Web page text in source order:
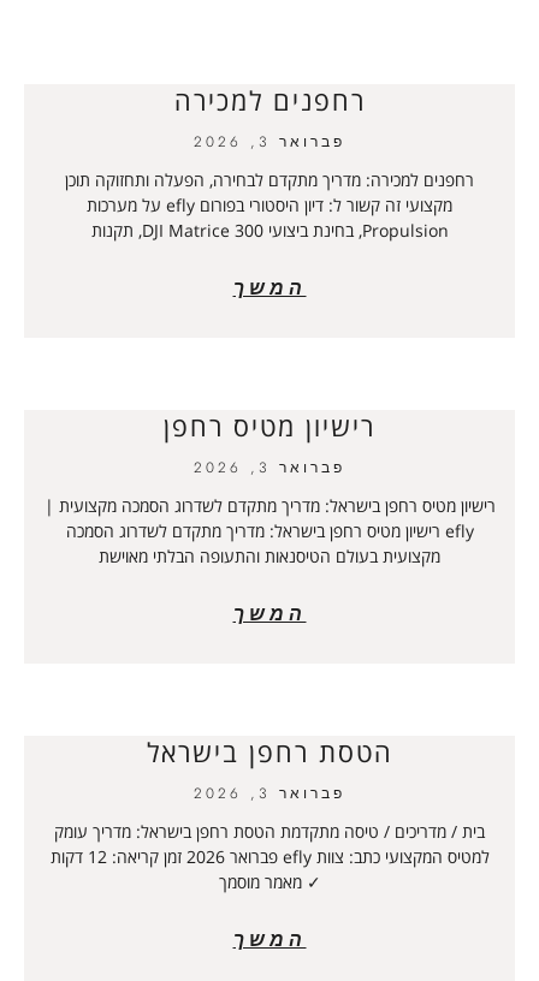
רחפנים למכירה
פברואר 3, 2026
רחפנים למכירה: מדריך מתקדם לבחירה, הפעלה ותחזוקה תוכן
מקצועי זה קשור ל: דיון היסטורי בפורום efly על מערכות
Propulsion, בחינת ביצועי DJI Matrice 300, תקנות
המשך
רישיון מטיס רחפן
פברואר 3, 2026
רישיון מטיס רחפן בישראל: מדריך מתקדם לשדרוג הסמכה מקצועית |
efly רישיון מטיס רחפן בישראל: מדריך מתקדם לשדרוג הסמכה
מקצועית בעולם הטיסנאות והתעופה הבלתי מאוישת
המשך
הטסת רחפן בישראל
פברואר 3, 2026
בית / מדריכים / טיסה מתקדמת הטסת רחפן בישראל: מדריך עומק
למטיס המקצועי כתב: צוות efly פברואר 2026 זמן קריאה: 12 דקות
✓ מאמר מוסמך
המשך